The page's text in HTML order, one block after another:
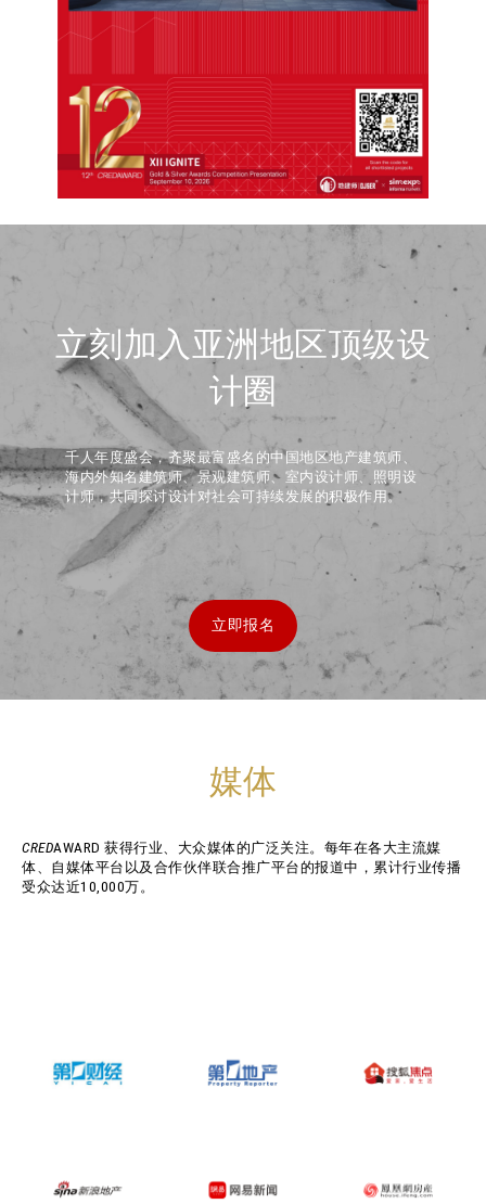
立刻加入亚洲地区顶级设
计圈
千人年度盛会，齐聚最富盛名的中国地区地产建筑师、
海内外知名建筑师、景观建筑师、室内设计师、照明设
计师，共同探讨设计对社会可持续发展的积极作用。
立即报名
媒体
CREDAWARD 获得行业、大众媒体的广泛关注。每年在各大主流媒
体、自媒体平台以及合作伙伴联合推广平台的报道中，累计行业传播
受众达近10,000万。